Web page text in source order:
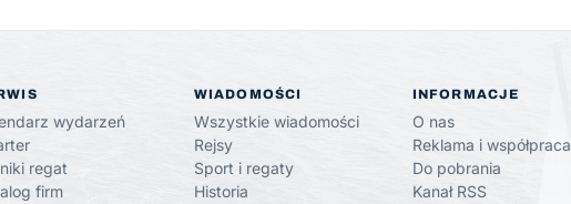
wydarzeń
regat
firm
WIADOMOŚCI
Wszystkie wiadomości
Rejsy
Sport i regaty
Historia
INFORMACJE
O nas
Reklama i współpraca
Do pobrania
Kanał RSS